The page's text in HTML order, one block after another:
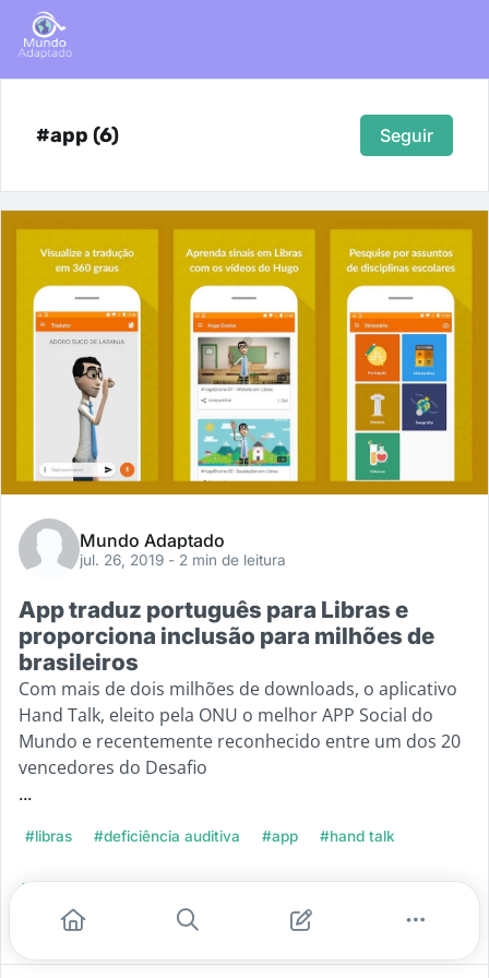
#app (6) Seguir
Mundo Adaptado
jul. 26, 2019 - 2 min de leitura
App traduz português para Libras e
proporciona inclusão para milhões de
brasileiros
Com mais de dois milhões de downloads, o aplicativo
Hand Talk, eleito pela ONU o melhor APP Social do
Mundo e recentemente reconhecido entre um dos 20
vencedores do Desafio
...
#libras #deficiência auditiva #app #hand talk
Leia mais